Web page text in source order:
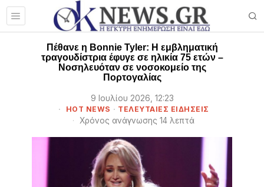
Πέθανε η Bonnie Tyler: Η εμβληματική
τραγουδίστρια έφυγε σε ηλικία 75 ετών –
Νοσηλευόταν σε νοσοκομείο της
Πορτογαλίας
9 Ιουλίου 2026, 12:23
HOT NEWS · ΤΕΛΕΥΤΑΙΕΣ ΕΙΔΗΣΕΙΣ
Χρόνος ανάγνωσης 14 λεπτά